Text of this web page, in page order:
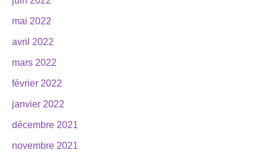
mai 2022
avril 2022
mars 2022
février 2022
janvier 2022
décembre 2021
novembre 2021